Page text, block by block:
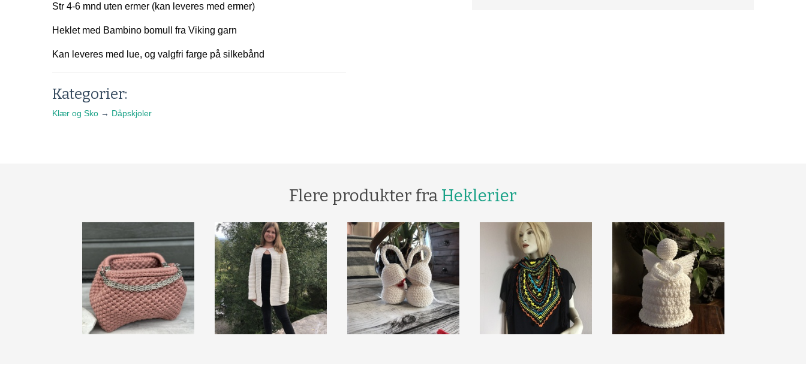
Str 4-6 mnd uten ermer (kan leveres med ermer)
Heklet med Bambino bomull fra Viking garn
Kan leveres med lue, og valgfri farge på silkebånd
Kategorier:
Klær og Sko → Dåpskjoler
Flere produkter fra Heklerier